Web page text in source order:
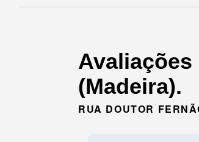
Avaliações
(Madeira).
RUA DOUTOR